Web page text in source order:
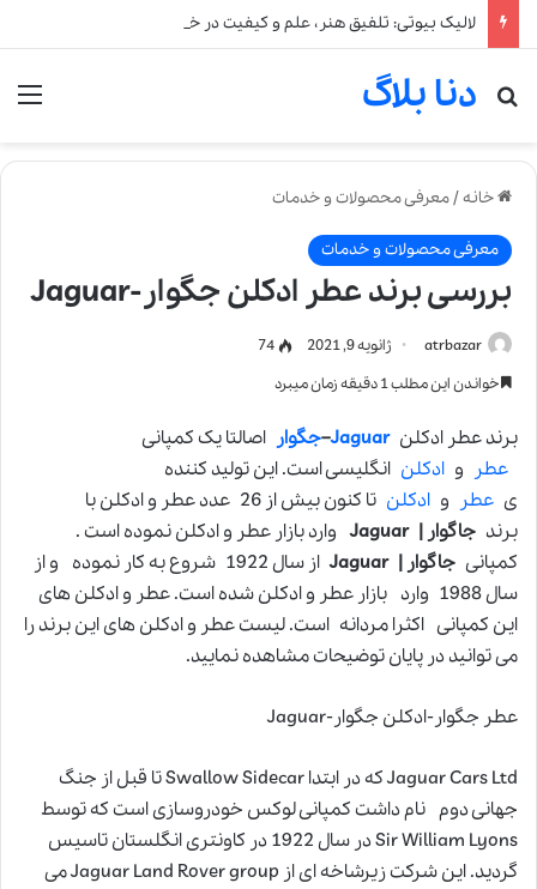
لالیک بیوتی: تلفیق هنر، علم و کیفیت در خلق عطرهای لالیک
دنا بلاگ
جستجو برای
خانه/معرفی محصولات و خدمات
معرفی محصولات و خدمات
بررسی برند عطر ادکلن جگوار-Jaguar
atrbazar ژانویه 9, 2021
74
خواندن این مطلب 1 دقیقه زمان میبرد
برند عطر ادکلنJaguar
–جگوار اصالتا یک کمپانی
عطر و ادکلن انگلیسی است. این تولید کننده
ی عطر و ادکلن
تا کنون بیش از 26 عدد عطر و ادکلن با
برند جاگوار | Jaguar
وارد بازار عطر و ادکلن نموده است .
کمپانی جاگوار | Jaguar
از سال 1922 شروع به کار نموده و از
سال 1988 وارد بازار عطر و ادکلن شده است. عطر و ادکلن های
این کمپانی اکثرا مردانه است. لیست عطر و ادکلن های این برند را
می توانید در پایان توضیحات مشاهده نمایید.
عطر جگوار-ادکلن جگوار-Jaguar
Jaguar Cars Ltd که در ابتدا Swallow Sidecar تا قبل از جنگ
جهانی دوم نام داشت کمپانی لوکس خودروسازی است که توسط
Sir William Lyons در سال 1922 در کاونتری انگلستان تاسیس
گردید. این شرکت زیرشاخه ای از Jaguar Land Rover group می